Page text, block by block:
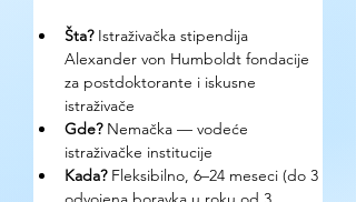
Šta? Istraživačka stipendija
Alexander von Humboldt fondacije
za postdoktorante i iskusne
istraživače
Gde? Nemačka — vodeće
istraživačke institucije
Kada? Fleksibilno, 6–24 meseci (do 3